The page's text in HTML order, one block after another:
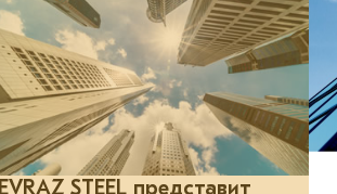
EVRAZ STEEL представит